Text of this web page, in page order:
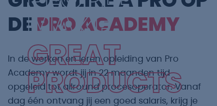
MAKE
GREAT
PRODUCTS
DE PRO ACADEMY
In de werken en leren opleiding van Pro
Academy wordt jij in 22 maanden tijd
opgeleid tot allround procesoperator. Vanaf
dag één ontvang jij een goed salaris, krijg je